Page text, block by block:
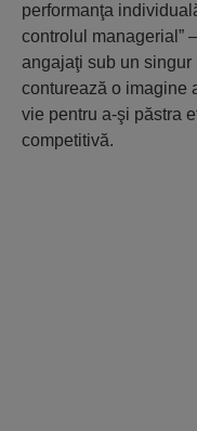
performanţa
controlul managerial”
angajaţi sub un singur
conturează o imagine
vie pentru a-şi păstra
competitivă.